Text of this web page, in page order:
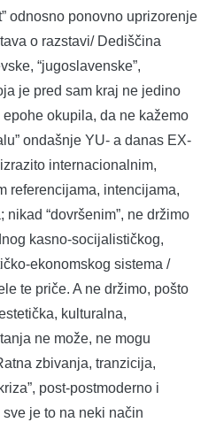
odnosno ponovno uprizorenje
o razstavi/ Dediščina
“jugoslavenske”,
je pred sam kraj ne jedino
okupila, da ne kažemo
ondašnje YU- a danas EX-
internacionalnim,
referencijama, intencijama,
“dovršenim”, ne držimo
kasno-socijalističkog,
ekonomskog sistema /
te priče. A ne držimo, pošto
kulturalna,
ne može, ne mogu
zbivanja, tranzicija,
post-postmoderno i
sve je to na neki način